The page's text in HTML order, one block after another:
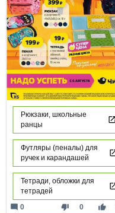
Рюкзаки, школьные
ранцы
Футляры (пеналы) для
ручек и карандашей
Тетради, обложки для
тетрадей
thumb_down 0 thumb_up
mode_comment 0